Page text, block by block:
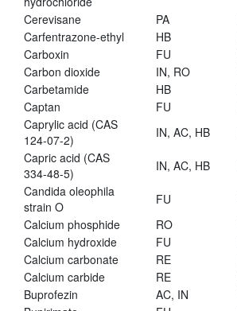
Cerevisane
PA
Carfentrazone-ethyl
HB
Carboxin
FU
Carbon dioxide
IN, RO
Carbetamide
HB
Captan
FU
Caprylic acid (CAS
124-07-2)
IN, AC, HB
Capric acid (CAS
334-48-5)
IN, AC, HB
Candida oleophila
strain O
FU
Calcium phosphide
RO
Calcium hydroxide
FU
Calcium carbonate
RE
Calcium carbide
RE
Buprofezin
AC, IN